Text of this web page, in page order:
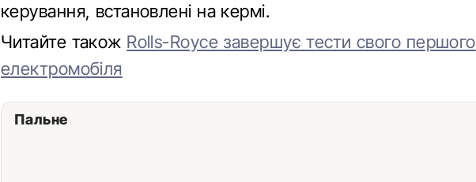
керування, встановлені на кермі.
Читайте також Rolls-Royce завершує тести свого першого
електромобіля
Пальне